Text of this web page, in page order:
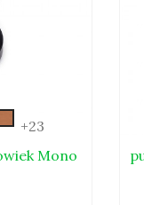
sand
+23
Mono